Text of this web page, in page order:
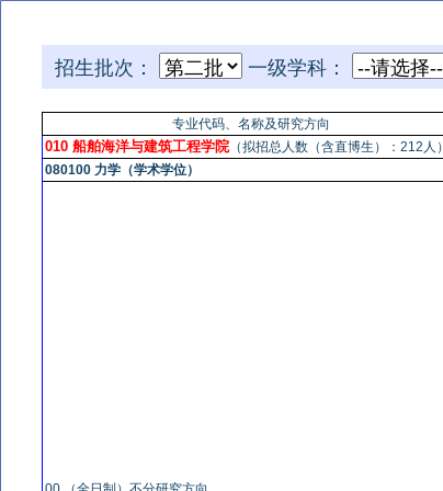
招生批次： 一级学科：
专业代码、名称及研究方向
010 船舶海洋与建筑工程学院 （拟招总人数（含直博生）：212人）
080100 力学（学术学位）